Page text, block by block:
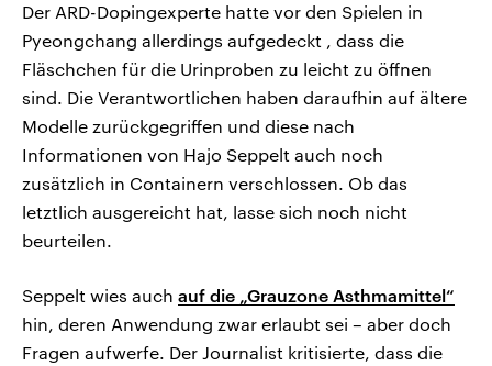
Der ARD-Dopingexperte hatte vor den Spielen in
Pyeongchang allerdings aufgedeckt , dass die
Fläschchen für die Urinproben zu leicht zu öffnen
sind. Die Verantwortlichen haben daraufhin auf ältere
Modelle zurückgegriffen und diese nach
Informationen von Hajo Seppelt auch noch
zusätzlich in Containern verschlossen. Ob das
letztlich ausgereicht hat, lasse sich noch nicht
beurteilen.
Seppelt wies auch auf die „Grauzone Asthmamittel“
hin, deren Anwendung zwar erlaubt sei – aber doch
Fragen aufwerfe. Der Journalist kritisierte, dass die